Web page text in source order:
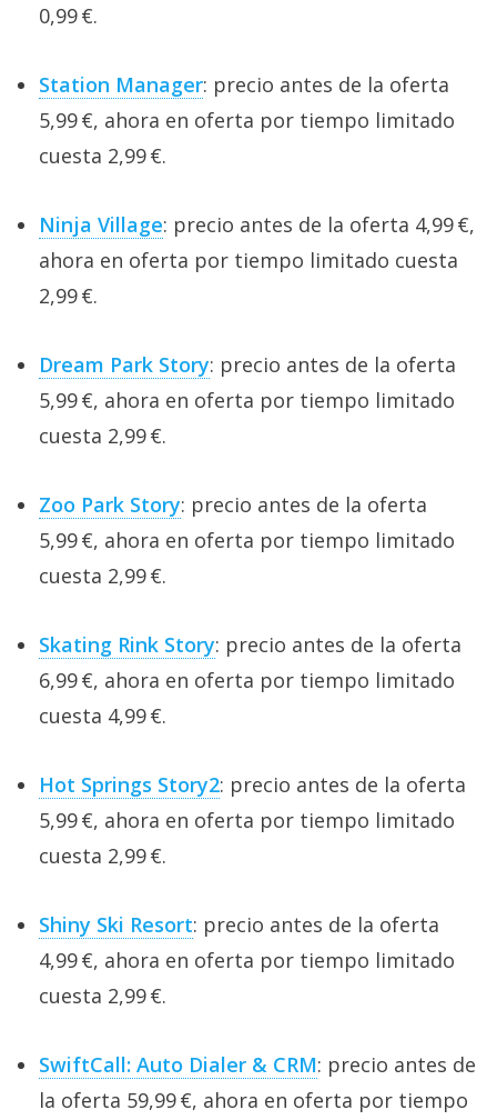
0,99 €.
Station Manager: precio antes de la oferta
5,99 €, ahora en oferta por tiempo limitado
cuesta 2,99 €.
Ninja Village: precio antes de la oferta 4,99 €,
ahora en oferta por tiempo limitado cuesta
2,99 €.
Dream Park Story: precio antes de la oferta
5,99 €, ahora en oferta por tiempo limitado
cuesta 2,99 €.
Zoo Park Story: precio antes de la oferta
5,99 €, ahora en oferta por tiempo limitado
cuesta 2,99 €.
Skating Rink Story: precio antes de la oferta
6,99 €, ahora en oferta por tiempo limitado
cuesta 4,99 €.
Hot Springs Story2: precio antes de la oferta
5,99 €, ahora en oferta por tiempo limitado
cuesta 2,99 €.
Shiny Ski Resort: precio antes de la oferta
4,99 €, ahora en oferta por tiempo limitado
cuesta 2,99 €.
SwiftCall: Auto Dialer & CRM: precio antes de
la oferta 59,99 €, ahora en oferta por tiempo